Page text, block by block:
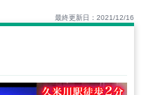
最終更新日：2021/12/16